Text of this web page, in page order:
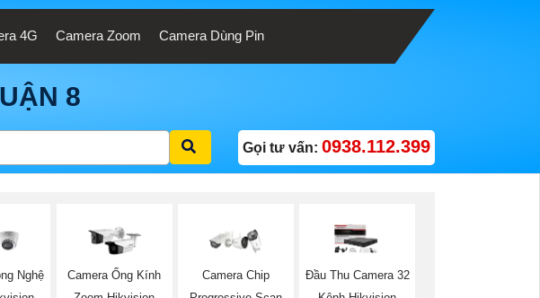
4G Camera Zoom Camera Dùng Pin
8
Gọi tư vấn: 0938.112.399
Nghệ
Camera Ống Kính
Camera Chip
Đầu Thu Camera 32